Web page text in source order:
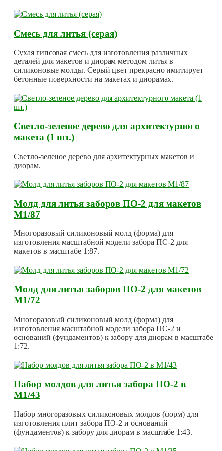
Смесь для литья (серая)
Сухая гипсовая смесь для изготовления различных
деталей для макетов и диорам методом литья в
силиконовые молды. Серый цвет прекрасно имитирует
бетонные поверхности на макетах и диорамах.
Светло-зеленое дерево для архитектурного
макета (1 шт.)
Светло-зеленое дерево для архитектурных макетов и
диорам.
Молд для литья заборов ПО-2 для макетов
М1/87
Многоразовый силиконовый молд (форма) для
изготовления масштабной модели забора ПО-2 для
макетов в масштабе 1:87.
Молд для литья заборов ПО-2 для макетов
М1/72
Многоразовый силиконовый молд (форма) для
изготовления масштабной модели забора ПО-2 и
оснований (фундаментов) к забору для диорам в масштабе
1:72.
Набор молдов для литья забора ПО-2 в
М1/43
Набор многоразовых силиконовых молдов (форм) для
изготовления плит забора ПО-2 и оснований
(фундаментов) к забору для диорам в масштабе 1:43.